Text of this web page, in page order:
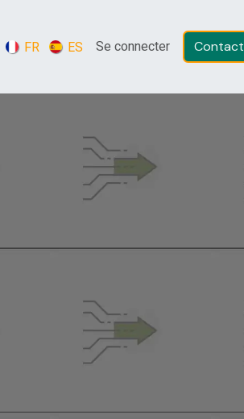
FR ES Se connecter C​​ontac​​t​​​​